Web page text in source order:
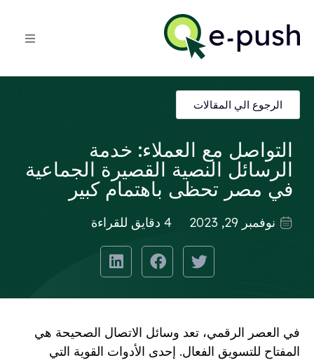
الرجوع الي المقالات
التواصل مع العملاء: خدمة
الرسائل النصية القصيرة الجماعية
في مصر تحظى باهتمام كبير
نوفمبر 29, 2023 4 دقايق للقراءة
في العصر الرقمي، تعد وسائل الاتصال الصحيحة هي
المفتاح للتسويق الفعال. إحدى الأدوات القوية التي